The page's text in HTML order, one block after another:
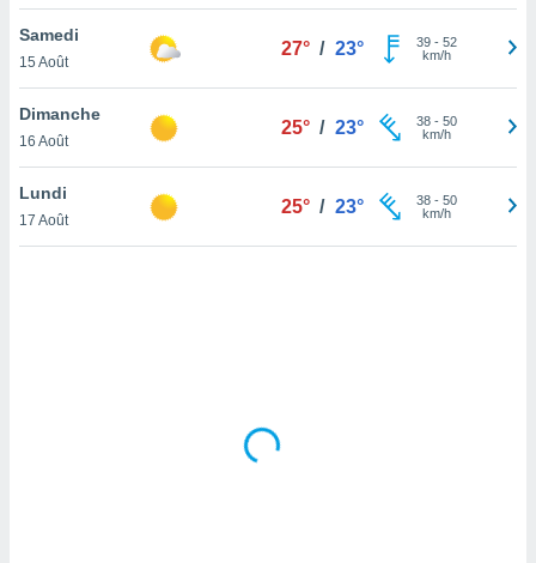
en
de
Samedi
15 Août
27° / 23° 39- 52
km/h
Dimanche
16 Août
25° / 23° 38- 50
km/h
Lundi
17 Août
25° / 23° 38- 50
km/h